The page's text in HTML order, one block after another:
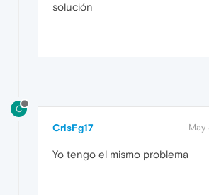
solución
C
CrisFg17 May
Yo tengo el mismo problema